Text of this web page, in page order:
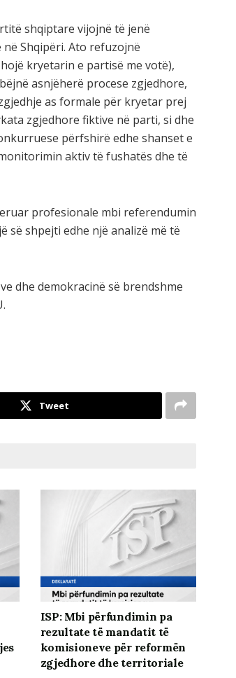
shqiptare vijojnë të jenë
Shqipëri. Ato refuzojnë
kryetarin e partisë me votë),
asnjëherë procese zgjedhore,
as formale për kryetar prej
zgjedhore fiktive në parti, si dhe
përfshirë edhe shanset e
aktiv të fushatës dhe të
profesionale mbi referendumin
së shpejti edhe një analizë më të
dhe demokracinë së brendshme
Tweet
ISP: Mbi përfundimin pa
rezultate të mandatit të
komisioneve për reformën
zgjedhore dhe territoriale